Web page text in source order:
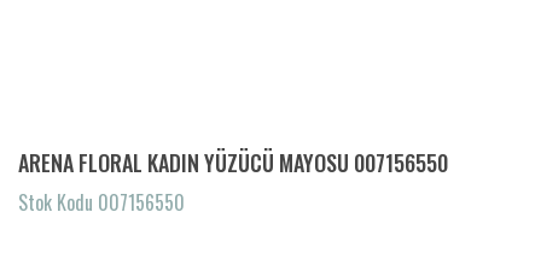
ARENA FLORAL KADIN YÜZÜCÜ MAYOSU 007156550
Stok Kodu 007156550